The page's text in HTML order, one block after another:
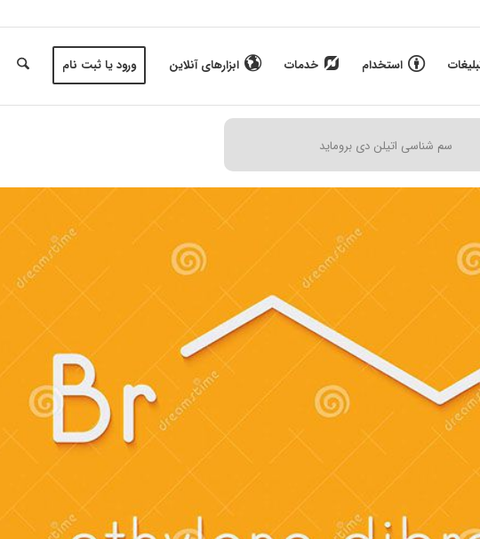
استخدام خدمات ابزارهای آنلاین ورود یا ثبت نام
سم شناسی اتیلن دی بروماید